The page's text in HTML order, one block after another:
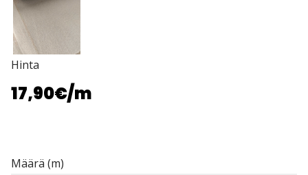
Hinta
17,90€/m
Määrä (m)